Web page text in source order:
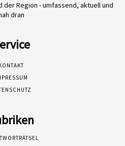
der Region - umfassend, aktuell und
dran